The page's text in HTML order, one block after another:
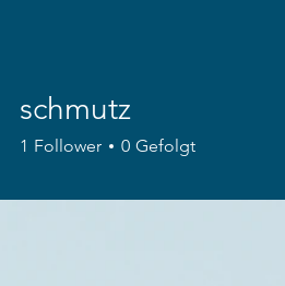
schmutz
1 Follower 0 Gefolgt